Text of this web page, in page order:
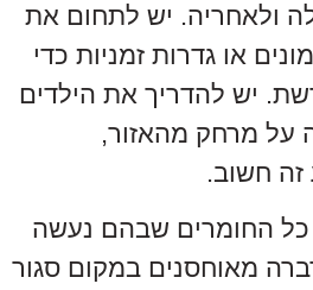
ולאחריה. יש לתחום את
או גדרות זמניות כדי
יש להדריך את הילדים
על מרחק מהאזור,
זה חשוב.
כל החומרים שבהם נעשה
מאוחסנים במקום סגור